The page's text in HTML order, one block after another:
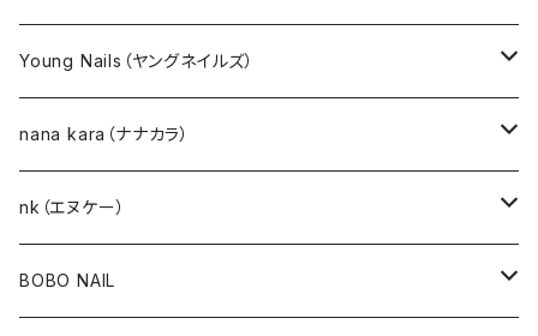
選べるジェルネイルキット
ネイルアート作成キット
Young Nails（ヤングネイルズ）
BEST SELLERS（ベストセラー）
KITS（キット）
ACRYLIC（アクリル）
nana kara（ナナカラ）
GEL NAIL
nana kara [3g] （ナナカラ）
NAIL ART
nk（エヌケー）
GEL NAIL
BOBO NAIL